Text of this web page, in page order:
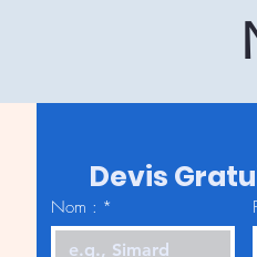
Devis
Nom : *